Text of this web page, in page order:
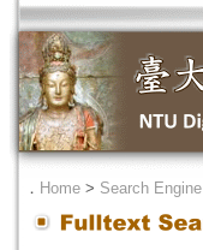
． Home > Search Engine